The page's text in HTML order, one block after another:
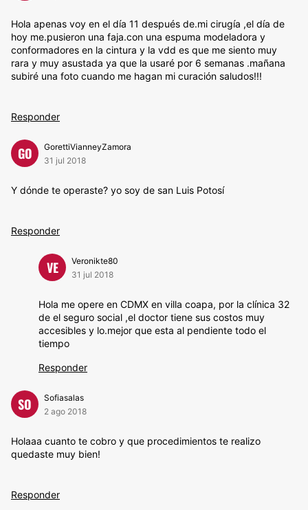
Hola apenas voy en el día 11 después de.mi cirugía ,el día de
hoy me.pusieron una faja.con una espuma modeladora y
conformadores en la cintura y la vdd es que me siento muy
rara y muy asustada ya que la usaré por 6 semanas .mañana
subiré una foto cuando me hagan mi curación saludos!!!
Responder
GO
GorettiVianneyZamora
31 jul 2018
Y dónde te operaste? yo soy de san Luis Potosí
Responder
VE
Veronikte80
31 jul 2018
Hola me opere en CDMX en villa coapa, por la clínica 32
de el seguro social ,el doctor tiene sus costos muy
accesibles y lo.mejor que esta al pendiente todo el
tiempo
Responder
SO
Sofiasalas
2 ago 2018
Holaaa cuanto te cobro y que procedimientos te realizo
quedaste muy bien!
Responder